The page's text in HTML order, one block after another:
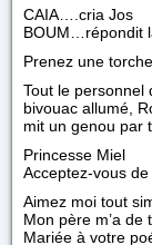
CAIA….cria Jos
BOUM…répondit
Prenez une
Tout le personnel
bivouac allumé,
mit un genou par
Princesse Miel
Acceptez-vous de
Aimez moi tout
Mon père m’a de
Mariée à votre